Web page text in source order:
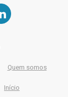
Quem somos
Início